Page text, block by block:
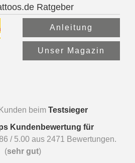
Ratgeber
Anleitung
Unser Magazin
beim Testsieger
Kundenbewertung für
/ 5.00 aus 2471
Bewertungen.
(sehr gut)